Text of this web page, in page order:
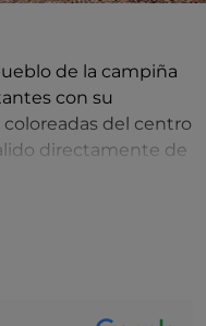
de la campiña
con su
del centro
directamente de